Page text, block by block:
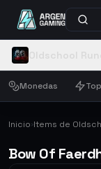
Monedas
Inicio›Items de
Bow Of